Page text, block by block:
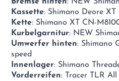
Kassette: Shimano Deore XT
Kette: Shimano XT CN-
Kurbelgarnitur: NEW
Umwerfer hinten: Shimano
speed
Innenlager: Shimano
Vorderreifen: Tracer TLR